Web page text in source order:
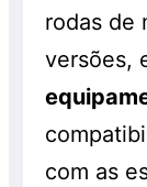
rodas de
versões,
com as